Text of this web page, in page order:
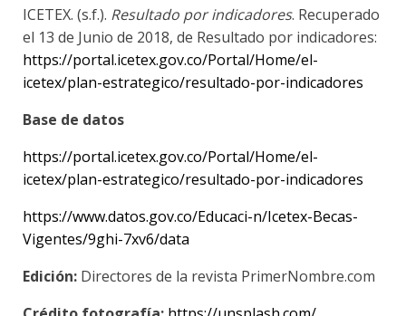
ICETEX. (s.f.). Resultado por indicadores. Recuperado
el 13 de Junio de 2018, de Resultado por indicadores:
https://portal.icetex.gov.co/Portal/Home/el-
icetex/plan-estrategico/resultado-por-indicadores
Base de datos
https://portal.icetex.gov.co/Portal/Home/el-
icetex/plan-estrategico/resultado-por-indicadores
https://www.datos.gov.co/Educaci-n/Icetex-Becas-
Vigentes/9ghi-7xv6/data
Edición: Directores de la revista PrimerNombre.com